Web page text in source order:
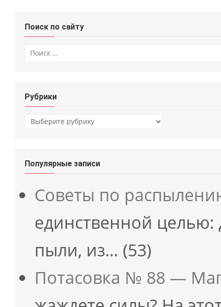
Поиск по сайту
Рубрики
Рубрики
Популярные записи
Советы по
единственной целью:
пыли, из… (53)
Потасовка № 88 —